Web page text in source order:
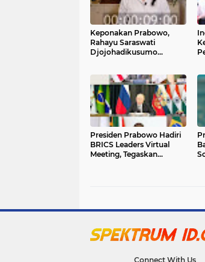
Keponakan Prabowo,
Rahayu Saraswati
Djojohadikusumo
Presiden Prabowo Hadiri
BRICS Leaders Virtual
Meeting, Tegaskan
Connect With Us